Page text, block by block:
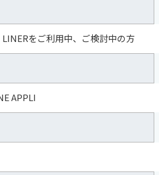
LINERをご利用中、ご検討中の方
APPLI